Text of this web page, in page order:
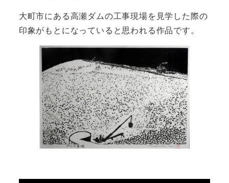
大町市にある高瀬ダムの工事現場を見学した際の
印象がもとになっていると思われる作品です。